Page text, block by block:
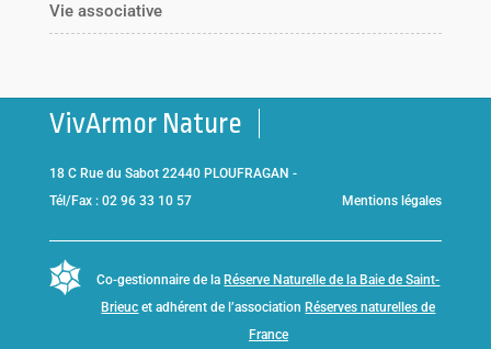
Vie associative
VivArmor Nature
18 C Rue du Sabot 22440 PLOUFRAGAN -
Tél/Fax : 02 96 33 10 57
Mentions légales
Co-gestionnaire de la Réserve Naturelle de la Baie de Saint-
Brieuc et adhérent de l’association Réserves naturelles de
France